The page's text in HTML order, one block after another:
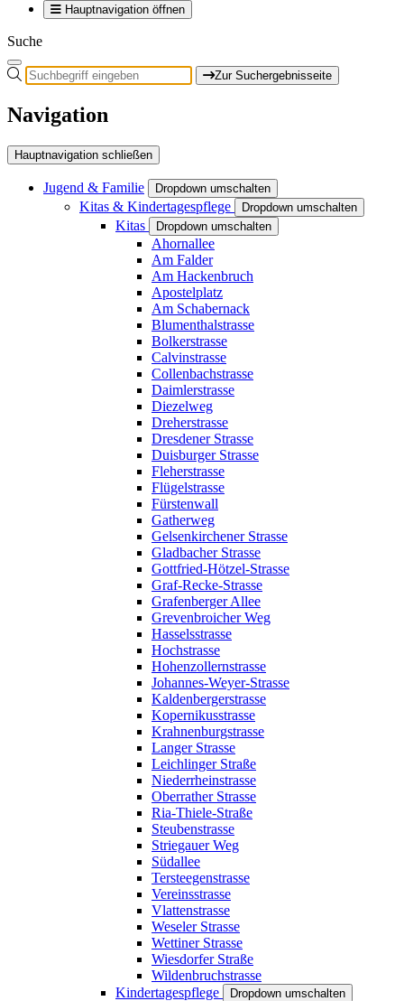
Hauptnavigation öffnen
Suche
Zur Suchergebnisseite
Navigation
Hauptnavigation schließen
Jugend & Familie Dropdown umschalten
Kitas & Kindertagespflege Dropdown umschalten
Kitas Dropdown umschalten
Ahornallee
Am Falder
Am Hackenbruch
Apostelplatz
Am Schabernack
Blumenthalstrasse
Bolkerstrasse
Calvinstrasse
Collenbachstrasse
Daimlerstrasse
Diezelweg
Dreherstrasse
Dresdener Strasse
Duisburger Strasse
Fleherstrasse
Flügelstrasse
Fürstenwall
Gatherweg
Gelsenkirchener Strasse
Gladbacher Strasse
Gottfried-Hötzel-Strasse
Graf-Recke-Strasse
Grafenberger Allee
Grevenbroicher Weg
Hasselsstrasse
Hochstrasse
Hohenzollernstrasse
Johannes-Weyer-Strasse
Kaldenbergerstrasse
Kopernikusstrasse
Krahnenburgstrasse
Langer Strasse
Leichlinger Straße
Niederrheinstrasse
Oberrather Strasse
Ria-Thiele-Straße
Steubenstrasse
Striegauer Weg
Südallee
Tersteegenstrasse
Vereinsstrasse
Vlattenstrasse
Weseler Strasse
Wettiner Strasse
Wiesdorfer Straße
Wildenbruchstrasse
Kindertagespflege
Dropdown umschalten